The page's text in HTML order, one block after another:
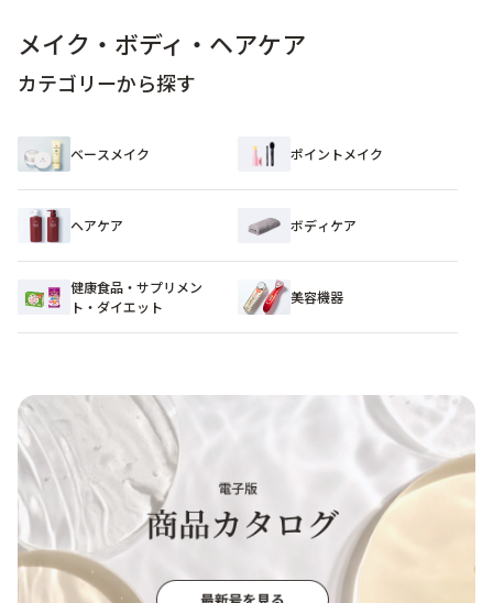
メイク・ボディ・ヘアケア
カテゴリーから探す
ベースメイク ポイントメイク
ヘアケア ボディケア
健康食品・サプリメン
ト・ダイエット​
美容機器